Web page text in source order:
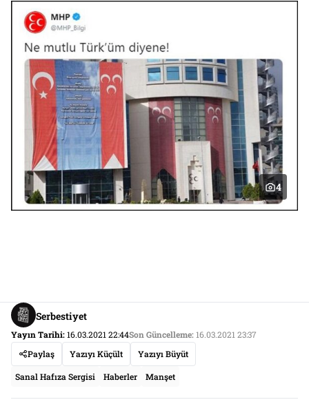
4
Serbestiyet
Yayın Tarihi:16.03.2021 22:44Son Güncelleme:16.03.2021 23:37
Paylaş
Yazıyı Küçült Yazıyı Büyüt
Sanal Hafıza Sergisi Haberler Manşet